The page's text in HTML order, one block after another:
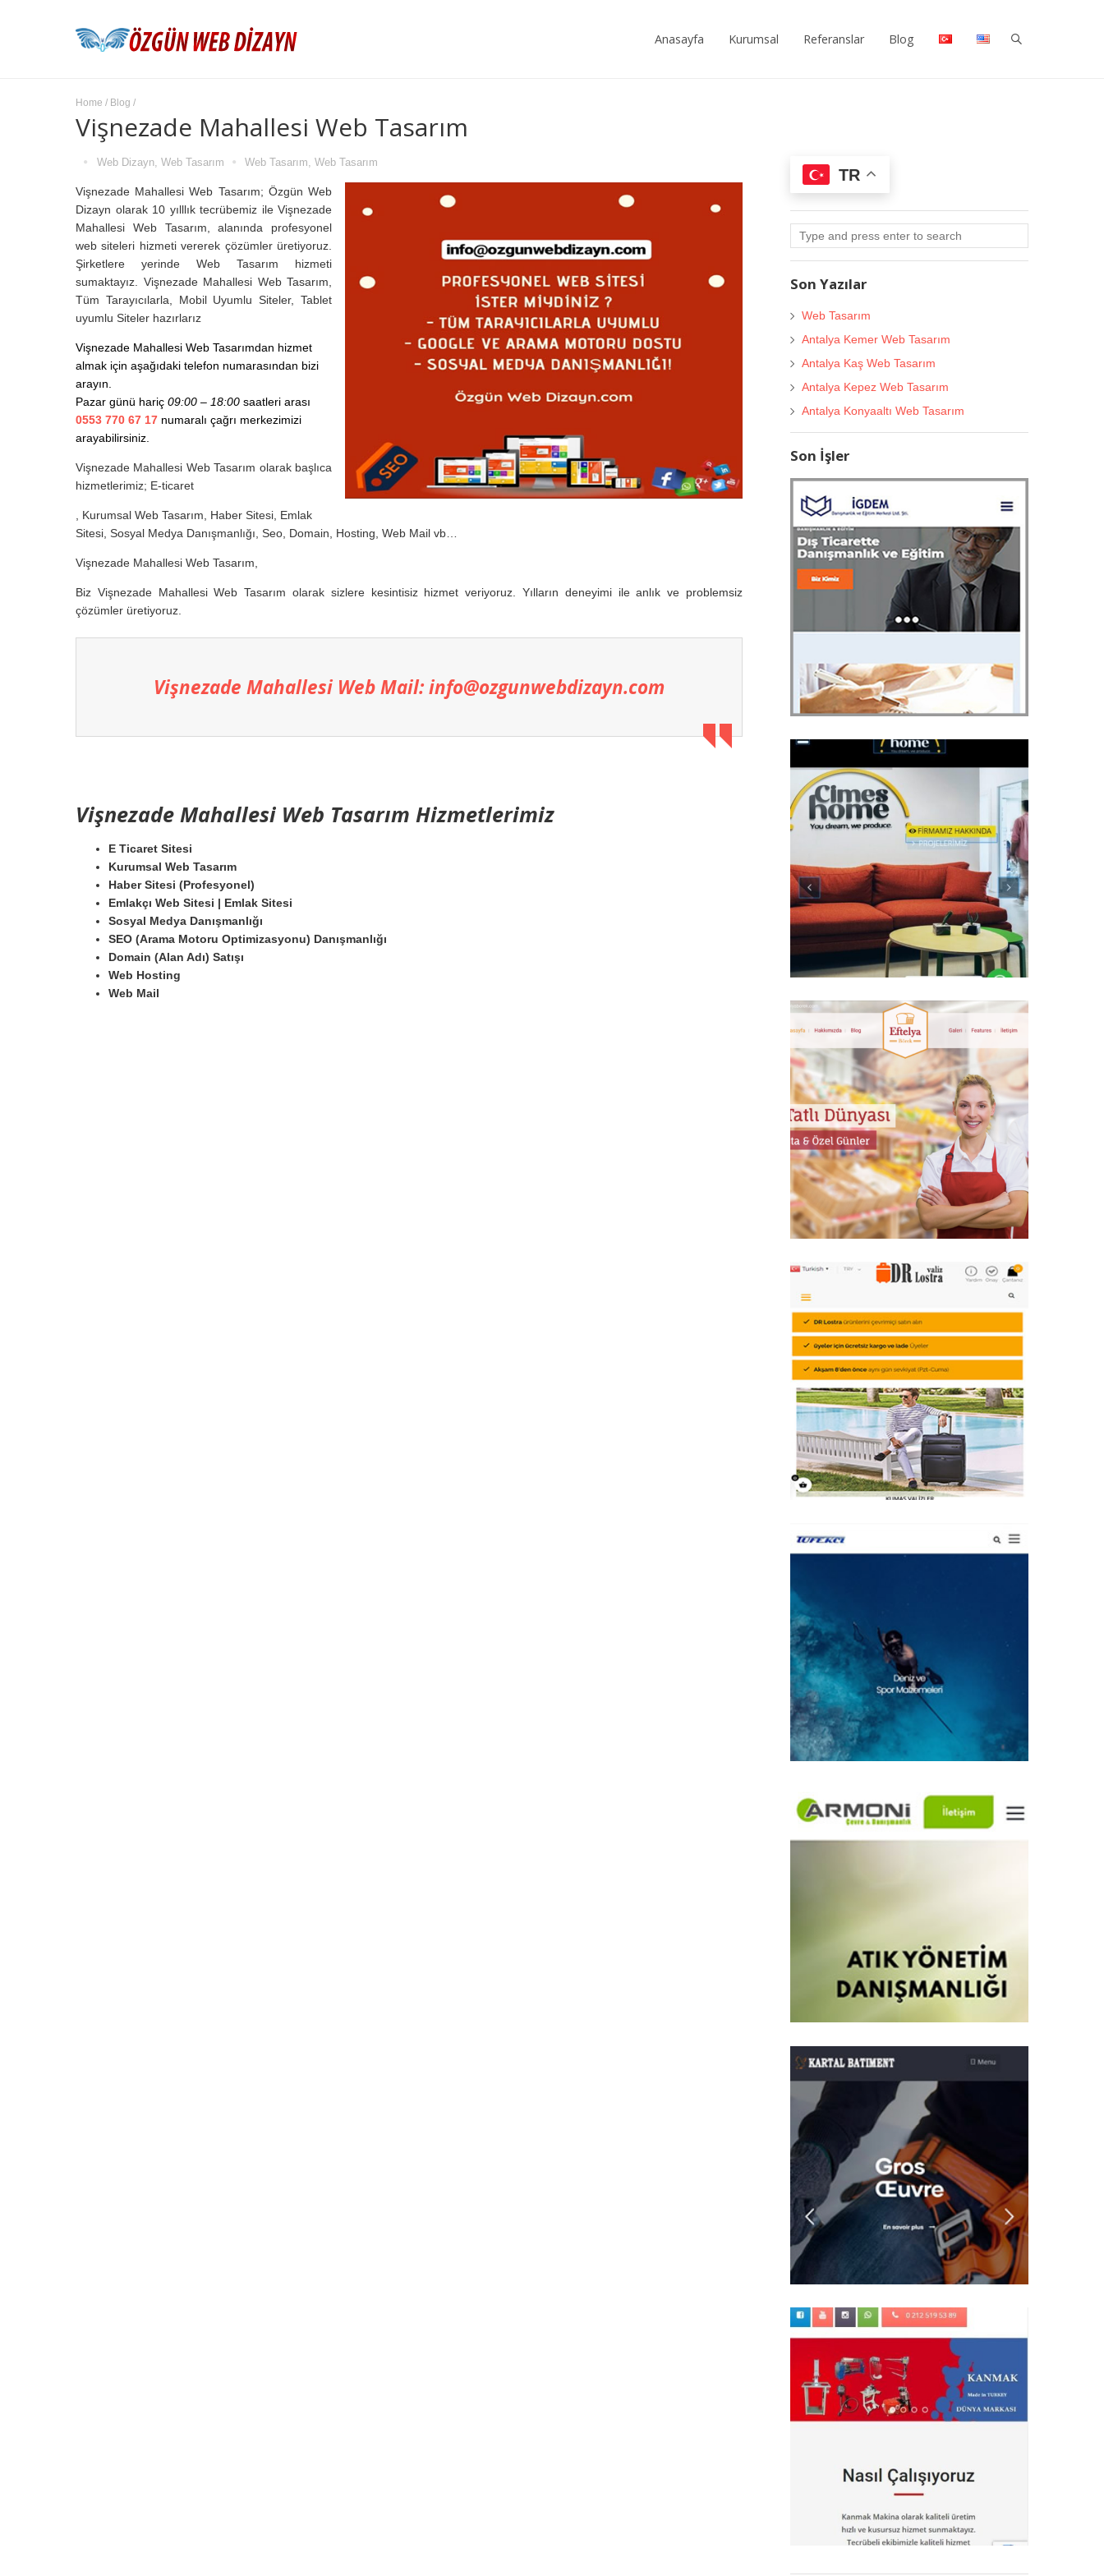
Anasayfa Kurumsal Referanslar Blog
Home / Blog /
Vişnezade Mahallesi Web Tasarım
Web Dizayn, Web Tasarım Web Tasarım ,Web Tasarım
Vişnezade Mahallesi Web Tasarım; Özgün Web
Dizayn olarak 10 yılllık tecrübemiz ile Vişnezade
Mahallesi Web Tasarım, alanında profesyonel
web siteleri hizmeti vererek çözümler üretiyoruz.
Şirketlere yerinde Web Tasarım hizmeti
sumaktayız. Vişnezade Mahallesi Web Tasarım,
Tüm Tarayıcılarla, Mobil Uyumlu Siteler, Tablet
uyumlu Siteler hazırlarız
Vişnezade Mahallesi Web Tasarımdan hizmet
almak için aşağıdaki telefon numarasından bizi
arayın.
Pazar günü hariç 09:00 – 18:00 saatleri arası
0553 770 67 17 numaralı çağrı merkezimizi
arayabilirsiniz.
Vişnezade Mahallesi Web Tasarım olarak başlıca
hizmetlerimiz; E-ticaret
, Kurumsal Web Tasarım, Haber Sitesi, Emlak
Sitesi, Sosyal Medya Danışmanlığı, Seo, Domain, Hosting, Web Mail vb…
Vişnezade Mahallesi Web Tasarım,
Biz Vişnezade Mahallesi Web Tasarım olarak sizlere kesintisiz hizmet veriyoruz. Yılların deneyimi ile anlık ve problemsiz
çözümler üretiyoruz.
Vişnezade Mahallesi Web Mail: info@ozgunwebdizayn.com
Vişnezade Mahallesi Web Tasarım Hizmetlerimiz
E Ticaret Sitesi
Kurumsal Web Tasarım
Haber Sitesi (Profesyonel)
Emlakçı Web Sitesi | Emlak Sitesi
Sosyal Medya Danışmanlığı
SEO (Arama Motoru Optimizasyonu) Danışmanlığı
Domain (Alan Adı) Satışı
Web Hosting
Web Mail
TR
Son Yazılar
Web Tasarım
Antalya Kemer Web Tasarım
Antalya Kaş Web Tasarım
Antalya Kepez Web Tasarım
Antalya Konyaaltı Web Tasarım
Son İşler